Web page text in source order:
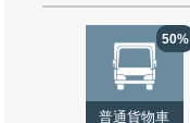
50%
普通貨物車